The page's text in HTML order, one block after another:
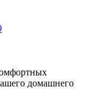
домашнего